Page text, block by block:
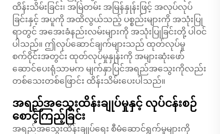
ထိန်းသိမ်းခြင်း၊ အမြဲတမ်း အမြန်နှုန်းဖြင့် အလုပ်လုပ်
ခြင်းနှင့် အပူကို အထိလွယ်သည့် ပစ္စည်းများကို အသုံးပြု
ရာတွင် အအေးခံနည်းလမ်းများကို အသုံးပြုခြင်းတို့ ပါဝင်
ပါသည်။ ဤလုပ်ဆောင်ချက်များသည် ထုတ်လုပ်မှု
စက်ဝိုင်းအတွင်း ထုတ်လုပ်မှုနှုန်းကို အများဆုံးဖော်
ဆောင်ပေးရုံသာမက မျက်နှာပြင်အရည်အသွေးကိုလည်း
တစ်သေးတစ်ဖြောင်း ထိန်းသိမ်းပေးပါသည်။
အရည်အသွေးထိန်းချုပ်မှုနှင့် လုပ်ငန်းစဉ်
စောင့်ကြည့်ခြင်း
အရည်အသွေးထိန်းချုပ်ရေး စီမံဆောင်ရွက်မှုများကို